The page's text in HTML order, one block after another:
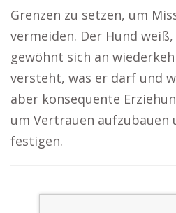
Grenzen zu setzen, um
vermeiden. Der Hund
gewöhnt sich an
versteht, was er darf und
aber konsequente
um Vertrauen aufzubauen
festigen.